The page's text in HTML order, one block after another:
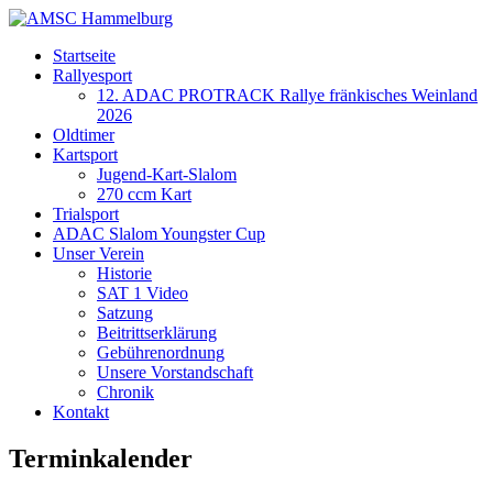
Startseite
Rallyesport
12. ADAC PROTRACK Rallye fränkisches Weinland
2026
Oldtimer
Kartsport
Jugend-Kart-Slalom
270 ccm Kart
Trialsport
ADAC Slalom Youngster Cup
Unser Verein
Historie
SAT 1 Video
Satzung
Beitrittserklärung
Gebührenordnung
Unsere Vorstandschaft
Chronik
Kontakt
Terminkalender